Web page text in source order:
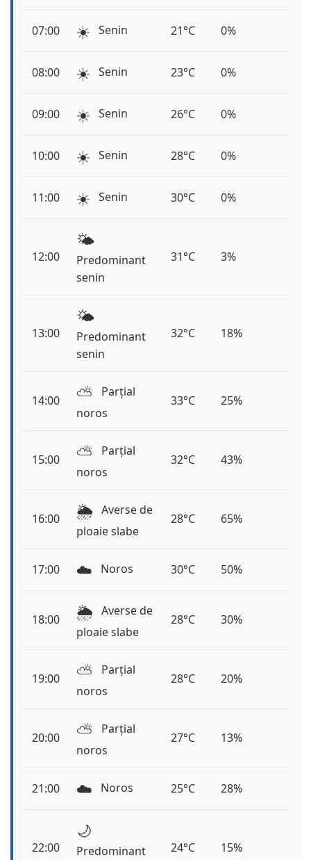
07:00 ☀️ Senin 21°C 0%
08:00 ☀️ Senin 23°C 0%
09:00 ☀️ Senin 26°C 0%
10:00 ☀️ Senin 28°C 0%
11:00 ☀️ Senin 30°C 0%
12:00
🌤️
Predominant
senin
31°C 3%
13:00
🌤️
Predominant
senin
32°C 18%
14:00 ⛅️
Parțial
noros
33°C 25%
15:00 ⛅️
Parțial
noros
32°C 43%
16:00 🌦️ Averse de
ploaie slabe
28°C 65%
17:00 ☁️ Noros 30°C 50%
18:00 🌦️ Averse de
ploaie slabe
28°C 30%
19:00 ⛅️
Parțial
noros
28°C 20%
20:00 ⛅️
Parțial
noros
27°C 13%
21:00 ☁️ Noros 25°C 28%
22:00
🌙
Predominant
24°C 15%